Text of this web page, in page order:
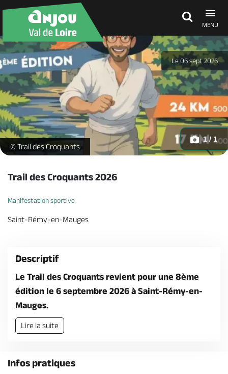
MENU
Découvrir
À voir, à faire
Agenda
Séjours, cadeaux
Brochures & Cartes
Trail des croquants 2026 -
© Trail des Croquants
1 / 1
Le 06 sept 2026
Trail des Croquants 2026
Manifestation sportive
Saint-Rémy-en-Mauges
Descriptif
Le Trail des Croquants revient pour une 8ème
édition le 6 septembre 2026 à Saint-Rémy-en-
Mauges.
Lire la suite
Infos pratiques